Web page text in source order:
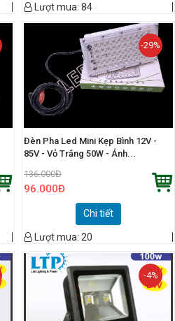
Lượt mua: 84
-29%
Đèn Pha Led Mini Kẹp Bình 12V -
85V - Vỏ Trắng 50W - Ánh...
136.000Đ
96.000Đ
Chi tiết
Lượt mua: 20
-4%